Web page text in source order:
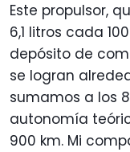
Este propulsor,
6,1 litros cada
depósito de
se logran
sumamos a los
autonomía
900 km. Mi